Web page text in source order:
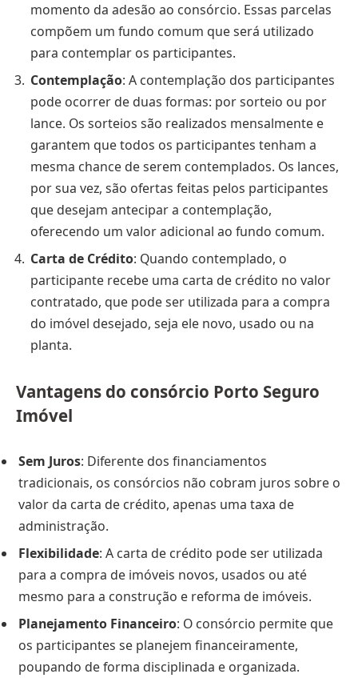
momento da adesão ao consórcio. Essas parcelas
compõem um fundo comum que será utilizado
para contemplar os participantes.
Contemplação: A contemplação dos participantes
pode ocorrer de duas formas: por sorteio ou por
lance. Os sorteios são realizados mensalmente e
garantem que todos os participantes tenham a
mesma chance de serem contemplados. Os lances,
por sua vez, são ofertas feitas pelos participantes
que desejam antecipar a contemplação,
oferecendo um valor adicional ao fundo comum.
Carta de Crédito: Quando contemplado, o
participante recebe uma carta de crédito no valor
contratado, que pode ser utilizada para a compra
do imóvel desejado, seja ele novo, usado ou na
planta.
Vantagens do consórcio Porto Seguro
Imóvel
Sem Juros: Diferente dos financiamentos
tradicionais, os consórcios não cobram juros sobre o
valor da carta de crédito, apenas uma taxa de
administração.
Flexibilidade: A carta de crédito pode ser utilizada
para a compra de imóveis novos, usados ou até
mesmo para a construção e reforma de imóveis.
Planejamento Financeiro: O consórcio permite que
os participantes se planejem financeiramente,
poupando de forma disciplinada e organizada.